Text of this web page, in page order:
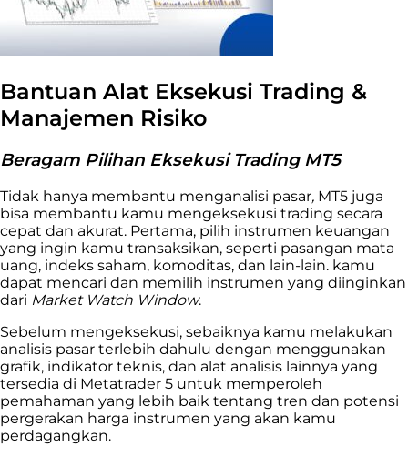
Bantuan Alat Eksekusi Trading &
Manajemen Risiko
Beragam Pilihan Eksekusi Trading MT5
Tidak hanya membantu menganalisi pasar, MT5 juga
bisa membantu kamu mengeksekusi trading secara
cepat dan akurat. Pertama, pilih instrumen keuangan
yang ingin kamu transaksikan, seperti pasangan mata
uang, indeks saham, komoditas, dan lain-lain. kamu
dapat mencari dan memilih instrumen yang diinginkan
dari Market Watch Window.
Sebelum mengeksekusi, sebaiknya kamu melakukan
analisis pasar terlebih dahulu dengan menggunakan
grafik, indikator teknis, dan alat analisis lainnya yang
tersedia di Metatrader 5 untuk memperoleh
pemahaman yang lebih baik tentang tren dan potensi
pergerakan harga instrumen yang akan kamu
perdagangkan.